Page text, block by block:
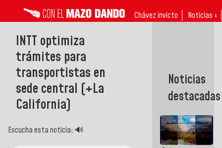
Chávez invicto Noticias ↓
INTT optimiza
trámites para
transportistas en
sede central (+La
California)
Escucha esta noticia: 🔊
Noticias
destacadas